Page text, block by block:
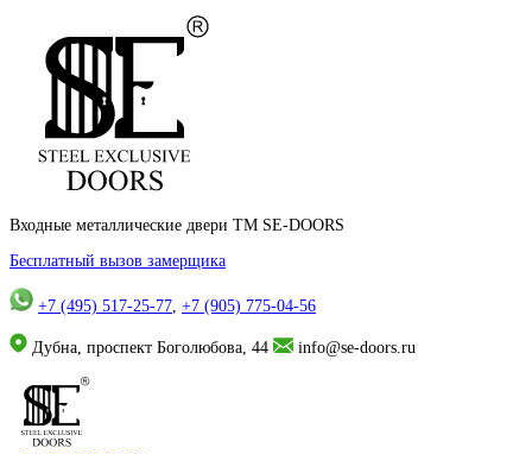
Входные металлические двери TM SE-DOORS
Бесплатный вызов замерщика
+7 (495) 517-25-77, +7 (905) 775-04-56
Дубна, проспект Боголюбова, 44 info@se-doors.ru